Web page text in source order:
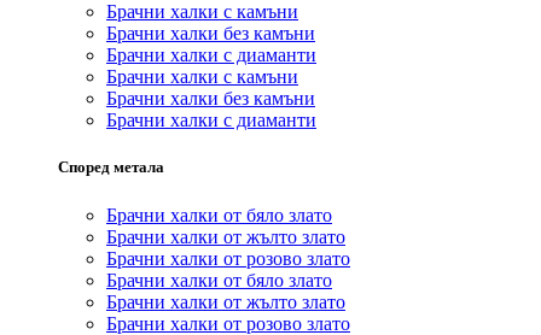
Брачни халки с камъни
Брачни халки без камъни
Брачни халки с диаманти
Брачни халки с камъни
Брачни халки без камъни
Брачни халки с диаманти
Според метала
Брачни халки от бяло злато
Брачни халки от жълто злато
Брачни халки от розово злато
Брачни халки от бяло злато
Брачни халки от жълто злато
Брачни халки от розово злато